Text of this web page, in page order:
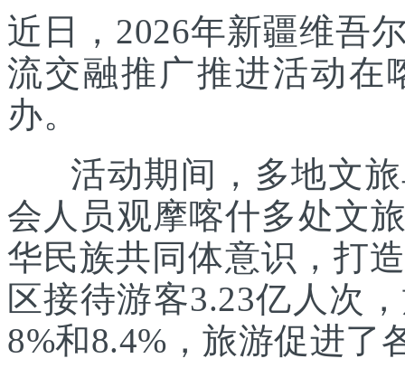
近日，2026年新疆维吾
流交融推广推进活动在
办。
活动期间，多地文旅
会人员观摩喀什多处文
华民族共同体意识，打
区接待游客3.23亿人次
8%和8.4%，旅游促进了